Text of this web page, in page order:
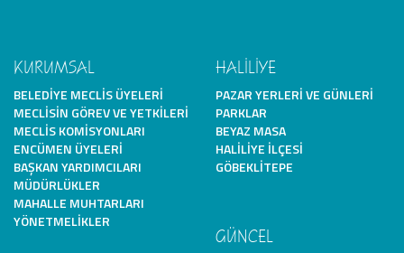
KURUMSAL
BELEDIYE MECLIS ÜYELERI
MECLISIN GÖREV VE YETKILERI
MECLIS KOMISYONLARI
ENCÜMEN ÜYELERI
BAŞKAN YARDIMCILARI
MÜDÜRLÜKLER
MAHALLE MUHTARLARI
YÖNETMELIKLER
HALİLİYE
PAZAR YERLERI VE GÜNLERI
PARKLAR
BEYAZ MASA
HALILIYE İLÇESI
GÖBEKLITEPE
GÜNCEL